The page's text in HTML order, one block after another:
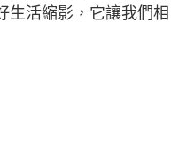
生活縮影，它讓我們相